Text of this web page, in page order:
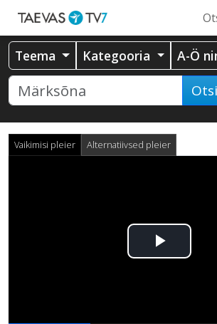
Teema Kategooria A-Ö
Otsi
Vaikimisi pleier Alternatiivsed pleier
Esita